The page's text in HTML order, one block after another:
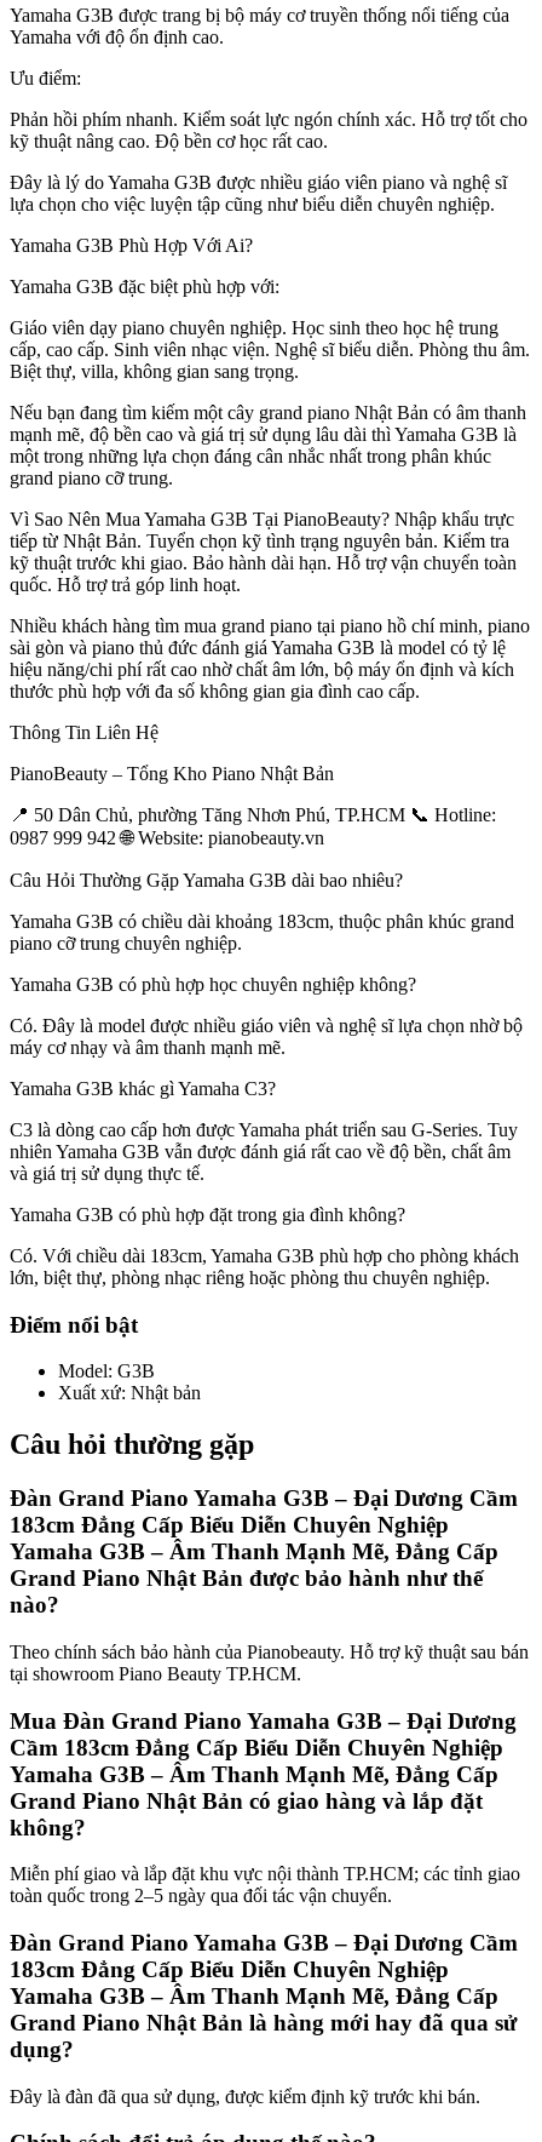
Yamaha G3B được trang bị bộ máy cơ truyền thống nổi tiếng của
Yamaha với độ ổn định cao.
Ưu điểm:
Phản hồi phím nhanh. Kiểm soát lực ngón chính xác. Hỗ trợ tốt cho
kỹ thuật nâng cao. Độ bền cơ học rất cao.
Đây là lý do Yamaha G3B được nhiều giáo viên piano và nghệ sĩ
lựa chọn cho việc luyện tập cũng như biểu diễn chuyên nghiệp.
Yamaha G3B Phù Hợp Với Ai?
Yamaha G3B đặc biệt phù hợp với:
Giáo viên dạy piano chuyên nghiệp. Học sinh theo học hệ trung
cấp, cao cấp. Sinh viên nhạc viện. Nghệ sĩ biểu diễn. Phòng thu âm.
Biệt thự, villa, không gian sang trọng.
Nếu bạn đang tìm kiếm một cây grand piano Nhật Bản có âm thanh
mạnh mẽ, độ bền cao và giá trị sử dụng lâu dài thì Yamaha G3B là
một trong những lựa chọn đáng cân nhắc nhất trong phân khúc
grand piano cỡ trung.
Vì Sao Nên Mua Yamaha G3B Tại PianoBeauty? Nhập khẩu trực
tiếp từ Nhật Bản. Tuyển chọn kỹ tình trạng nguyên bản. Kiểm tra
kỹ thuật trước khi giao. Bảo hành dài hạn. Hỗ trợ vận chuyển toàn
quốc. Hỗ trợ trả góp linh hoạt.
Nhiều khách hàng tìm mua grand piano tại piano hồ chí minh, piano
sài gòn và piano thủ đức đánh giá Yamaha G3B là model có tỷ lệ
hiệu năng/chi phí rất cao nhờ chất âm lớn, bộ máy ổn định và kích
thước phù hợp với đa số không gian gia đình cao cấp.
Thông Tin Liên Hệ
PianoBeauty – Tổng Kho Piano Nhật Bản
📍 50 Dân Chủ, phường Tăng Nhơn Phú, TP.HCM 📞 Hotline:
0987 999 942 🌐 Website: pianobeauty.vn
Câu Hỏi Thường Gặp Yamaha G3B dài bao nhiêu?
Yamaha G3B có chiều dài khoảng 183cm, thuộc phân khúc grand
piano cỡ trung chuyên nghiệp.
Yamaha G3B có phù hợp học chuyên nghiệp không?
Có. Đây là model được nhiều giáo viên và nghệ sĩ lựa chọn nhờ bộ
máy cơ nhạy và âm thanh mạnh mẽ.
Yamaha G3B khác gì Yamaha C3?
C3 là dòng cao cấp hơn được Yamaha phát triển sau G-Series. Tuy
nhiên Yamaha G3B vẫn được đánh giá rất cao về độ bền, chất âm
và giá trị sử dụng thực tế.
Yamaha G3B có phù hợp đặt trong gia đình không?
Có. Với chiều dài 183cm, Yamaha G3B phù hợp cho phòng khách
lớn, biệt thự, phòng nhạc riêng hoặc phòng thu chuyên nghiệp.
Điểm nổi bật
Model: G3B
Xuất xứ: Nhật bản
Câu hỏi thường gặp
Đàn Grand Piano Yamaha G3B – Đại Dương Cầm
183cm Đẳng Cấp Biểu Diễn Chuyên Nghiệp
Yamaha G3B – Âm Thanh Mạnh Mẽ, Đẳng Cấp
Grand Piano Nhật Bản được bảo hành như thế
nào?
Theo chính sách bảo hành của Pianobeauty. Hỗ trợ kỹ thuật sau bán
tại showroom Piano Beauty TP.HCM.
Mua Đàn Grand Piano Yamaha G3B – Đại Dương
Cầm 183cm Đẳng Cấp Biểu Diễn Chuyên Nghiệp
Yamaha G3B – Âm Thanh Mạnh Mẽ, Đẳng Cấp
Grand Piano Nhật Bản có giao hàng và lắp đặt
không?
Miễn phí giao và lắp đặt khu vực nội thành TP.HCM; các tỉnh giao
toàn quốc trong 2–5 ngày qua đối tác vận chuyển.
Đàn Grand Piano Yamaha G3B – Đại Dương Cầm
183cm Đẳng Cấp Biểu Diễn Chuyên Nghiệp
Yamaha G3B – Âm Thanh Mạnh Mẽ, Đẳng Cấp
Grand Piano Nhật Bản là hàng mới hay đã qua sử
dụng?
Đây là đàn đã qua sử dụng, được kiểm định kỹ trước khi bán.